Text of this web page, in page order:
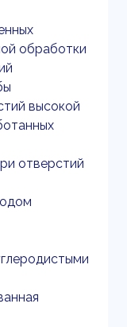
обработки
высокой
отверстий